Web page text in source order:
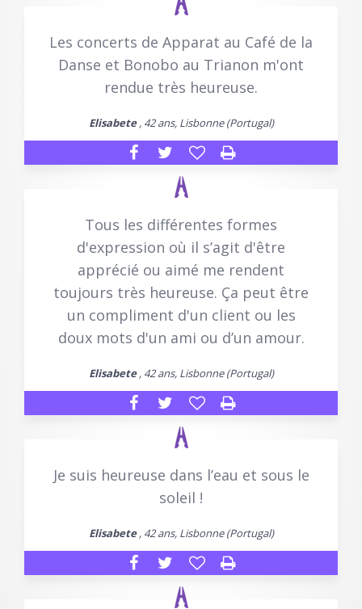
Les concerts de Apparat au Café de la
Danse et Bonobo au Trianon m'ont
rendue très heureuse.
Elisabete, 42 ans, Lisbonne (Portugal)
Tous les différentes formes
d'expression où il s’agit d'être
apprécié ou aimé me rendent
toujours très heureuse. Ça peut être
un compliment d'un client ou les
doux mots d'un ami ou d’un amour.
Elisabete, 42 ans, Lisbonne (Portugal)
Je suis heureuse dans l’eau et sous le
soleil !
Elisabete, 42 ans, Lisbonne (Portugal)